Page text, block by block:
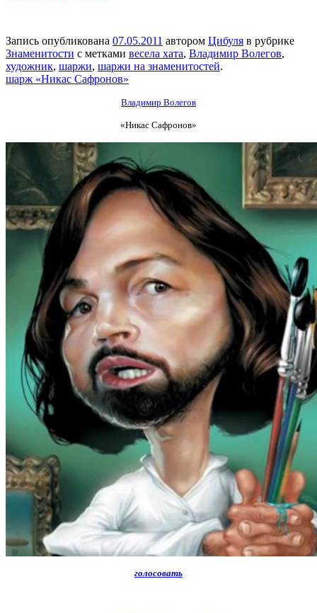
Запись опубликована 07.05.2011 автором Цибуля в рубрике
Знаменитости с метками весела хата, Владимир Волегов,
художник, шаржи, шаржи на знаменитостей.
шарж «Никас Сафронов»
Владимир Волегов
«Никас Сафронов»
голосовать